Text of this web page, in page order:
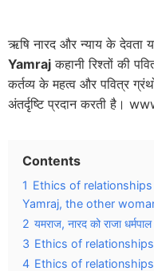
ऋषि नारद और न्याय के देवता
Yamraj कहानी रिश्तों की
कर्तव्य के महत्व और पवित्र ग्रंथों
अंतर्दृष्टि प्रदान करती है।
Contents
1 Ethics of
Yamraj, the other
2 यमराज, नारद को राजा
3 Ethics of relationships
4 Ethics of relationships